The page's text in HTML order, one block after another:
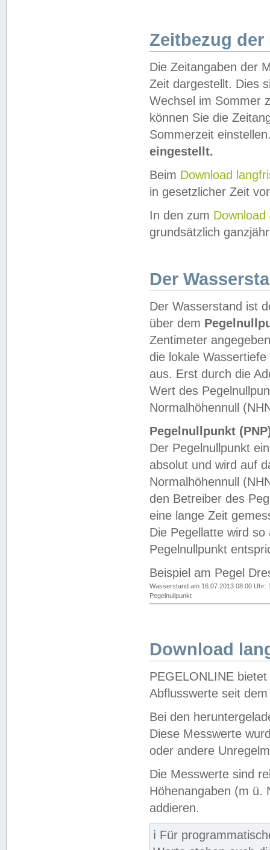
Zeitbezug der
Die Zeitangaben der
Zeit dargestellt. Dies
Wechsel im Sommer
können Sie die
Sommerzeit
eingestellt.
Beim Download
in gesetzlicher Zeit
In den zum Download
grundsätzlich
Der
Der Wasserstand ist
über dem
Zentimeter
die lokale
aus. Erst durch die
Wert des
Normalhöhennull
Pegelnullpunkt
Der Pegelnullpunkt
absolut und wird auf
Normalhöhennull
den Betreiber des
eine lange Zeit
Die Pegellatte wird
Pegelnullpunkt
Beispiel am Pegel
Wasserstand am 16.07.2013 08:00 Uhr:
Pegelnullpunkt
Download
PEGELONLINE
Abflusswerte seit
Bei den
Diese Messwerte
oder andere
Die Messwerte sind
Höhenangaben (m ü.
addieren.
ℹ️ Für